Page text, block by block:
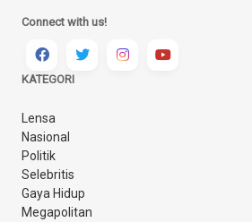
Connect with us!
KATEGORI
Lensa
Nasional
Politik
Selebritis
Gaya Hidup
Megapolitan